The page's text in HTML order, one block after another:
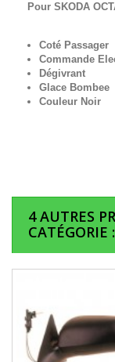
Pour SKODA
Coté Passager
Commande
Dégivrant
Glace Bombee
Couleur Noir
4 AUTRES
CATÉGORIE :